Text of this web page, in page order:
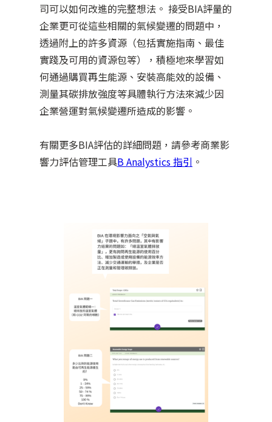
司可以如何改進的完整想法。 接受BIA評量的
企業更可從這些相關的氣候變遷的問題中，
透過附上的許多資源（包括實施指南、最佳
實踐及可用的資源包等），積極地來學習如
何通過購買再生能源、安裝高能效的設備、
測量其碳排放強度等具體執行方法來減少因
企業營運對氣候變遷所造成的影響。
有關更多BIA評估的詳細問題，請參考商業影
響力評估管理工具B Analystics 指引 。